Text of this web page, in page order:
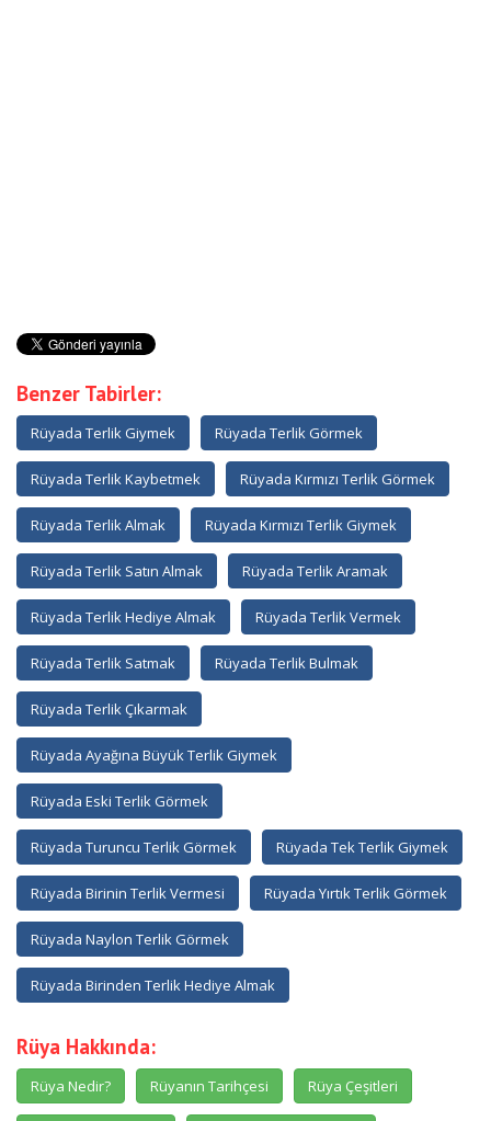
Benzer Tabirler:
Rüyada Terlik Giymek Rüyada Terlik Görmek
Rüyada Terlik Kaybetmek Rüyada Kırmızı Terlik Görmek
Rüyada Terlik Almak Rüyada Kırmızı Terlik Giymek
Rüyada Terlik Satın Almak Rüyada Terlik Aramak
Rüyada Terlik Hediye Almak Rüyada Terlik Vermek
Rüyada Terlik Satmak Rüyada Terlik Bulmak
Rüyada Terlik Çıkarmak
Rüyada Ayağına Büyük Terlik Giymek
Rüyada Eski Terlik Görmek
Rüyada Turuncu Terlik Görmek Rüyada Tek Terlik Giymek
Rüyada Birinin Terlik Vermesi Rüyada Yırtık Terlik Görmek
Rüyada Naylon Terlik Görmek
Rüyada Birinden Terlik Hediye Almak
Rüya Hakkında:
Rüya Nedir? Rüyanın Tarihçesi Rüya Çeşitleri